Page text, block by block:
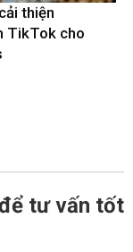
thiện
TikTok cho
tư vấn tốt